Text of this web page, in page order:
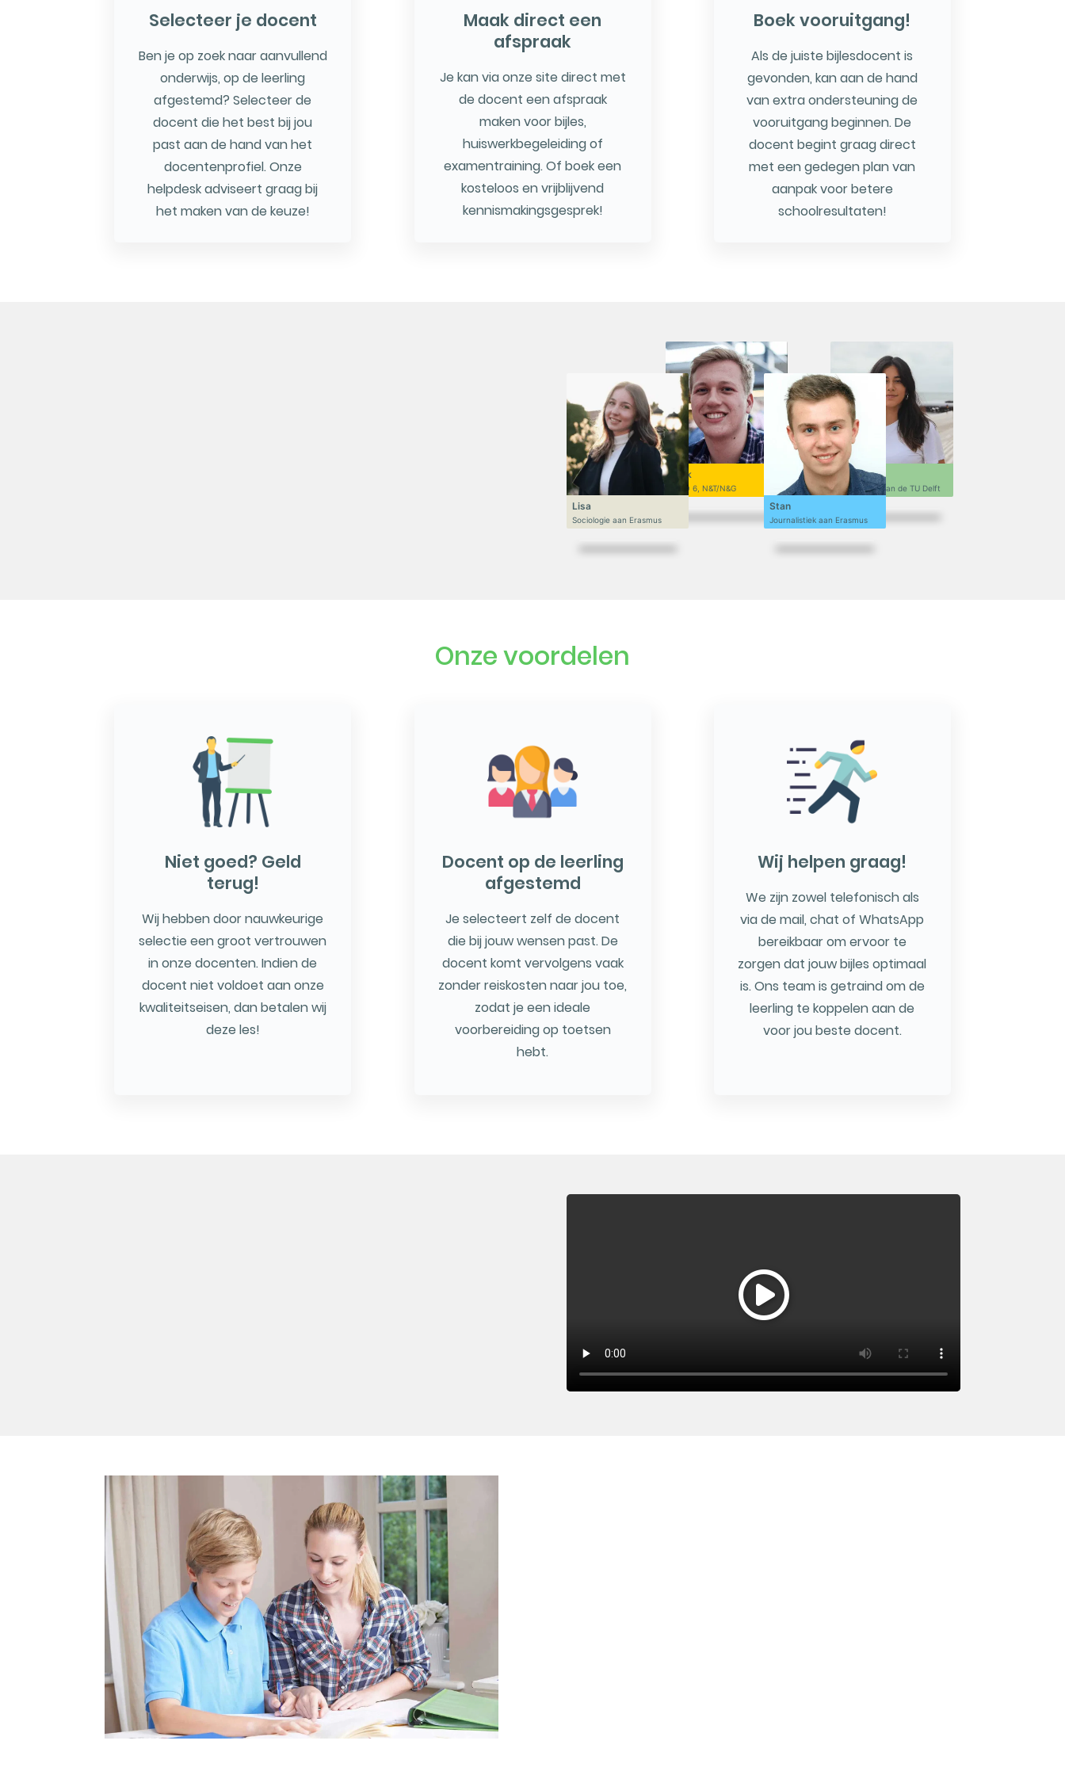
Selecteer je docent
Ben je op zoek naar aanvullend
onderwijs, op de leerling
afgestemd? Selecteer de
docent die het best bij jou
past aan de hand van het
docentenprofiel. Onze
helpdesk adviseert graag bij
het maken van de keuze!
Maak direct een
afspraak
Je kan via onze site direct met
de docent een afspraak
maken voor bijles,
huiswerkbegeleiding of
examentraining. Of boek een
kosteloos en vrijblijvend
kennismakingsgesprek!
Boek vooruitgang!
Als de juiste bijlesdocent is
gevonden, kan aan de hand
van extra ondersteuning de
vooruitgang beginnen. De
docent begint graag direct
met een gedegen plan van
aanpak voor betere
schoolresultaten!
Niek
VWO 6, N&T/N&G
Lisa
Sociologie aan Erasmus
Sofi
Ontwerpen aan de TU Delft
Stan
Journalistiek aan Erasmus
Onze voordelen
Niet goed? Geld
terug!
Wij hebben door nauwkeurige
selectie een groot vertrouwen
in onze docenten. Indien de
docent niet voldoet aan onze
kwaliteitseisen, dan betalen wij
deze les!
Docent op de leerling
afgestemd
Je selecteert zelf de docent
die bij jouw wensen past. De
docent komt vervolgens vaak
zonder reiskosten naar jou toe,
zodat je een ideale
voorbereiding op toetsen
hebt.
Wij helpen graag!
We zijn zowel telefonisch als
via de mail, chat of WhatsApp
bereikbaar om ervoor te
zorgen dat jouw bijles optimaal
is. Ons team is getraind om de
leerling te koppelen aan de
voor jou beste docent.